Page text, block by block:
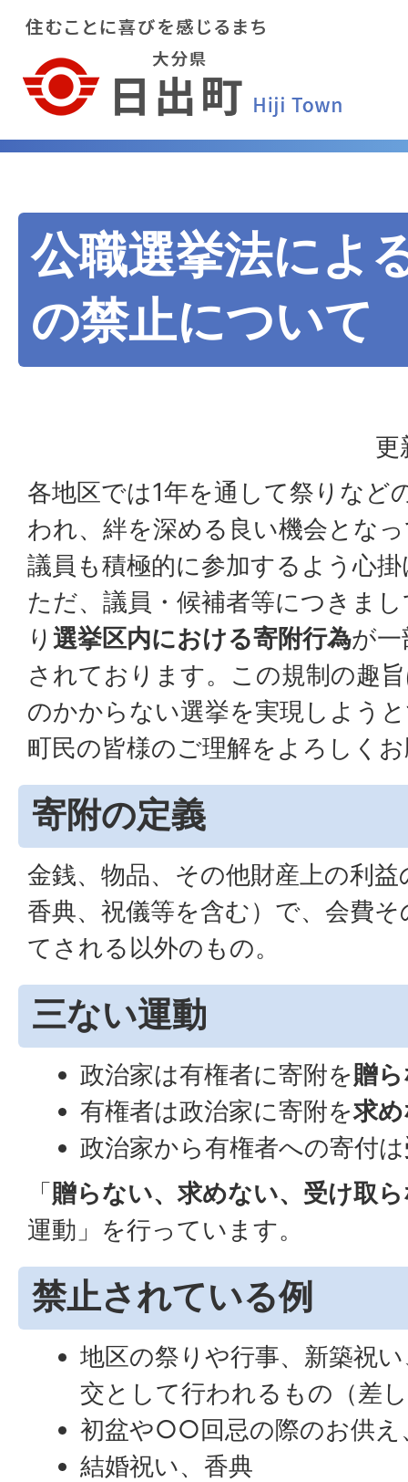
公職選挙法によ
の禁止について
更
各地区では1年を通して祭りなど
われ、絆を深める良い機会とな
議員も積極的に参加するよう心
ただ、議員・候補者等につきま
り 選挙区内における寄附行為が
されております。この規制の趣
のかからない選挙を実現しよう
町民の皆様のご理解をよろしく
寄附の定義
金銭、物品、その他財産上の利
香典、祝儀等を含む）で、会費
てされる以外のもの。
三ない運動
政治家は有権者に寄附を贈
有権者は政治家に寄附を求
政治家から有権者への寄付は
「贈らない、求めない、受け取
運動」を行っています。
禁止されている例
地区の祭りや行事、新築祝
交として行われるもの（差
初盆や○○回忌の際のお供え
結婚祝い、香典